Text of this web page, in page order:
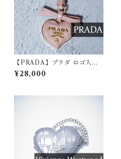
【PRADA】プラダ ロゴ入サ
フィアーノレザー ハートキー
ホルダー pink
¥28,000